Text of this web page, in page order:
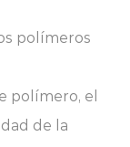
polímeros
polímero, el
de la